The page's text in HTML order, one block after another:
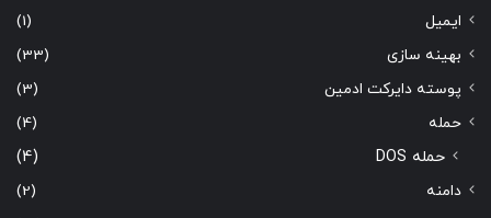
ایمیل
(1)
بهینه سازی
(33)
پوسته دایرکت ادمین
(3)
حمله
(4)
حمله DOS (4)
دامنه
(2)